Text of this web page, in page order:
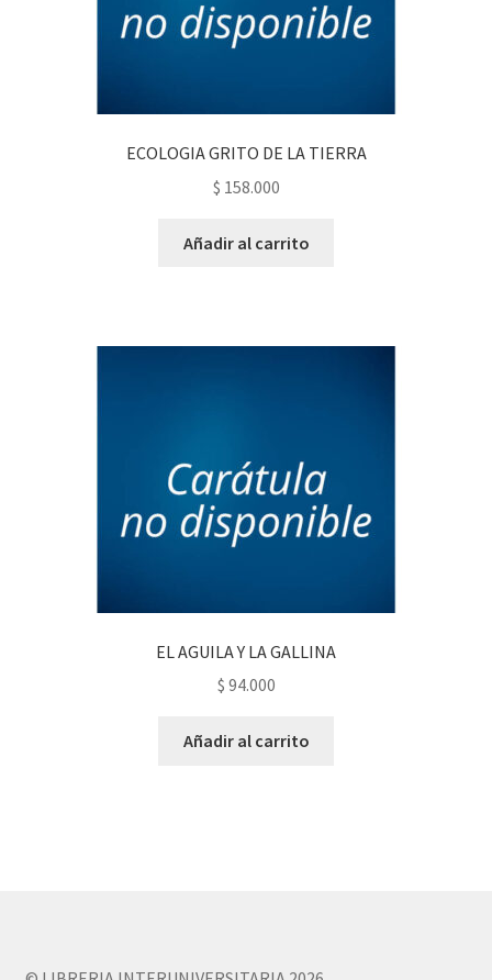
ECOLOGIA GRITO DE LA TIERRA
$ 158.000
Añadir al carrito
EL AGUILA Y LA GALLINA
$ 94.000
Añadir al carrito